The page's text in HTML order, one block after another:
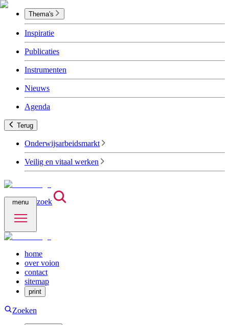
Thema's
Inspiratie
Publicaties
Instrumenten
Nieuws
Agenda
Terug
Onderwijsarbeidsmarkt
Veilig en vitaal werken
menu zoek
home
over voion
contact
sitemap
print
Zoeken